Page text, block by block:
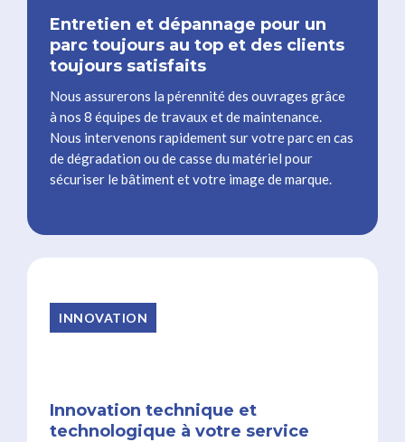
Entretien et dépannage pour un
parc toujours au top et des clients
toujours satisfaits
Nous assurerons la pérennité des ouvrages grâce
à nos 8 équipes de travaux et de maintenance.
Nous intervenons rapidement sur votre parc en cas
de dégradation ou de casse du matériel pour
sécuriser le bâtiment et votre image de marque.
INNOVATION
Innovation technique et
technologique à votre service